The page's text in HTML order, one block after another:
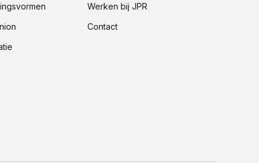
Werken bij JPR
Contact